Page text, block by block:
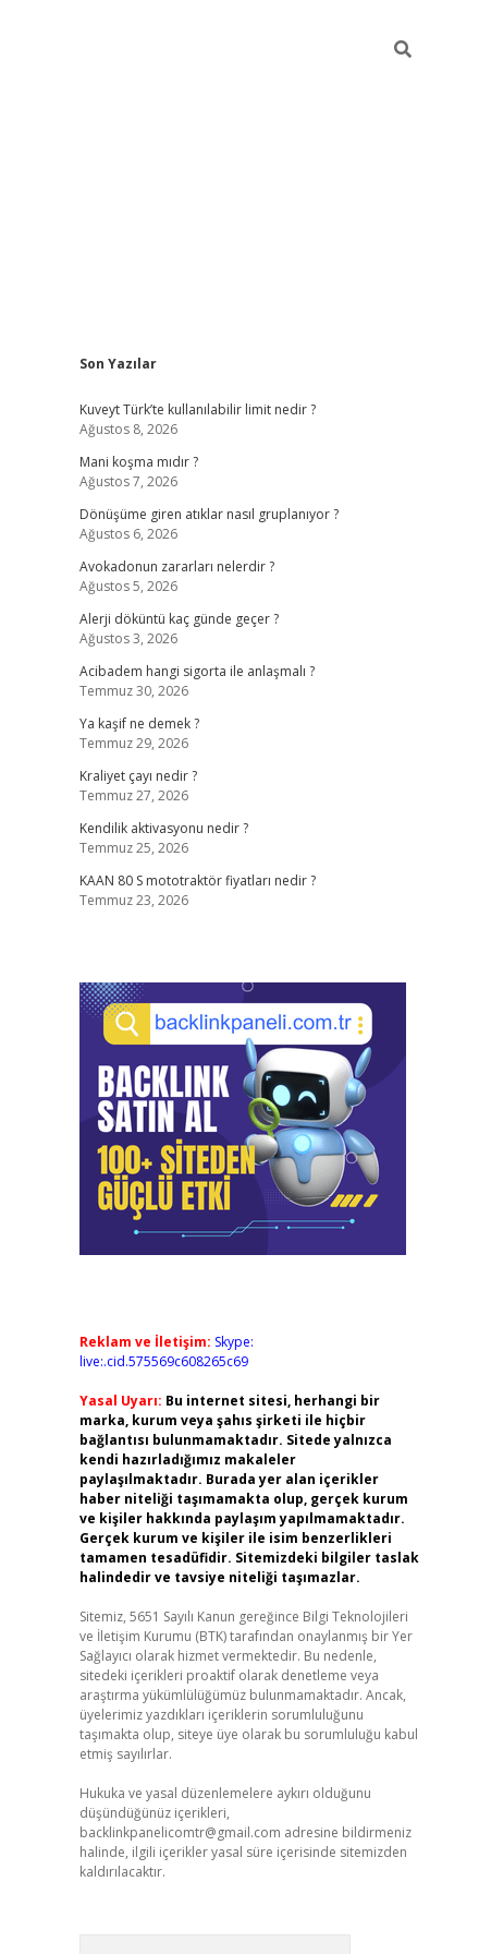
Sidebar
Son Yazılar
Kuveyt Türk’te kullanılabilir limit nedir ?
Ağustos 8, 2026
Mani koşma mıdır ?
Ağustos 7, 2026
Dönüşüme giren atıklar nasıl gruplanıyor ?
Ağustos 6, 2026
Avokadonun zararları nelerdir ?
Ağustos 5, 2026
Alerji döküntü kaç günde geçer ?
Ağustos 3, 2026
Acibadem hangi sigorta ile anlaşmalı ?
Temmuz 30, 2026
Ya kaşif ne demek ?
Temmuz 29, 2026
Kraliyet çayı nedir ?
Temmuz 27, 2026
Kendilik aktivasyonu nedir ?
Temmuz 25, 2026
KAAN 80 S mototraktör fiyatları nedir ?
Temmuz 23, 2026
Reklam ve İletişim: Skype:
live:.cid.575569c608265c69
Yasal Uyarı: Bu internet sitesi, herhangi bir
marka, kurum veya şahıs şirketi ile hiçbir
bağlantısı bulunmamaktadır. Sitede yalnızca
kendi hazırladığımız makaleler
paylaşılmaktadır. Burada yer alan içerikler
haber niteliği taşımamakta olup, gerçek kurum
ve kişiler hakkında paylaşım yapılmamaktadır.
Gerçek kurum ve kişiler ile isim benzerlikleri
tamamen tesadüfidir. Sitemizdeki bilgiler taslak
halindedir ve tavsiye niteliği taşımazlar.
Sitemiz, 5651 Sayılı Kanun gereğince Bilgi Teknolojileri
ve İletişim Kurumu (BTK) tarafından onaylanmış bir Yer
Sağlayıcı olarak hizmet vermektedir. Bu nedenle,
sitedeki içerikleri proaktif olarak denetleme veya
araştırma yükümlülüğümüz bulunmamaktadır. Ancak,
üyelerimiz yazdıkları içeriklerin sorumluluğunu
taşımakta olup, siteye üye olarak bu sorumluluğu kabul
etmiş sayılırlar.
Hukuka ve yasal düzenlemelere aykırı olduğunu
düşündüğünüz içerikleri,
backlinkpanelicomtr@gmail.com adresine bildirmeniz
halinde, ilgili içerikler yasal süre içerisinde sitemizden
kaldırılacaktır.